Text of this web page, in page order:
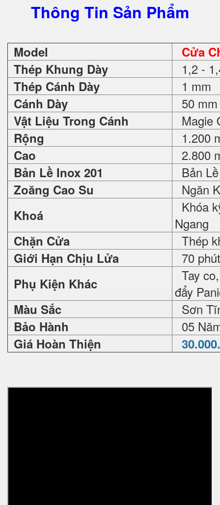
Thông Tin Sản Phẩm
Model
Cửa
Thép Khung Dày
1,2 -
Thép Cánh Dày 1 mm
Cánh Dày 50 mm
Vật Liệu Trong Cánh Magie
Rộng 1.200
Cao 2.800
Bản Lề Inox 201 Bản
Zoăng Cao Su Ngăn
Khoá
Khóa
Ngang
Chặn Cửa Thép
Giới Hạn Chịu Lửa 70
Phụ Kiện Khác
Tay
đẩy
Màu Sắc Sơn
Bảo Hành 05
Giá Hoàn Thiện